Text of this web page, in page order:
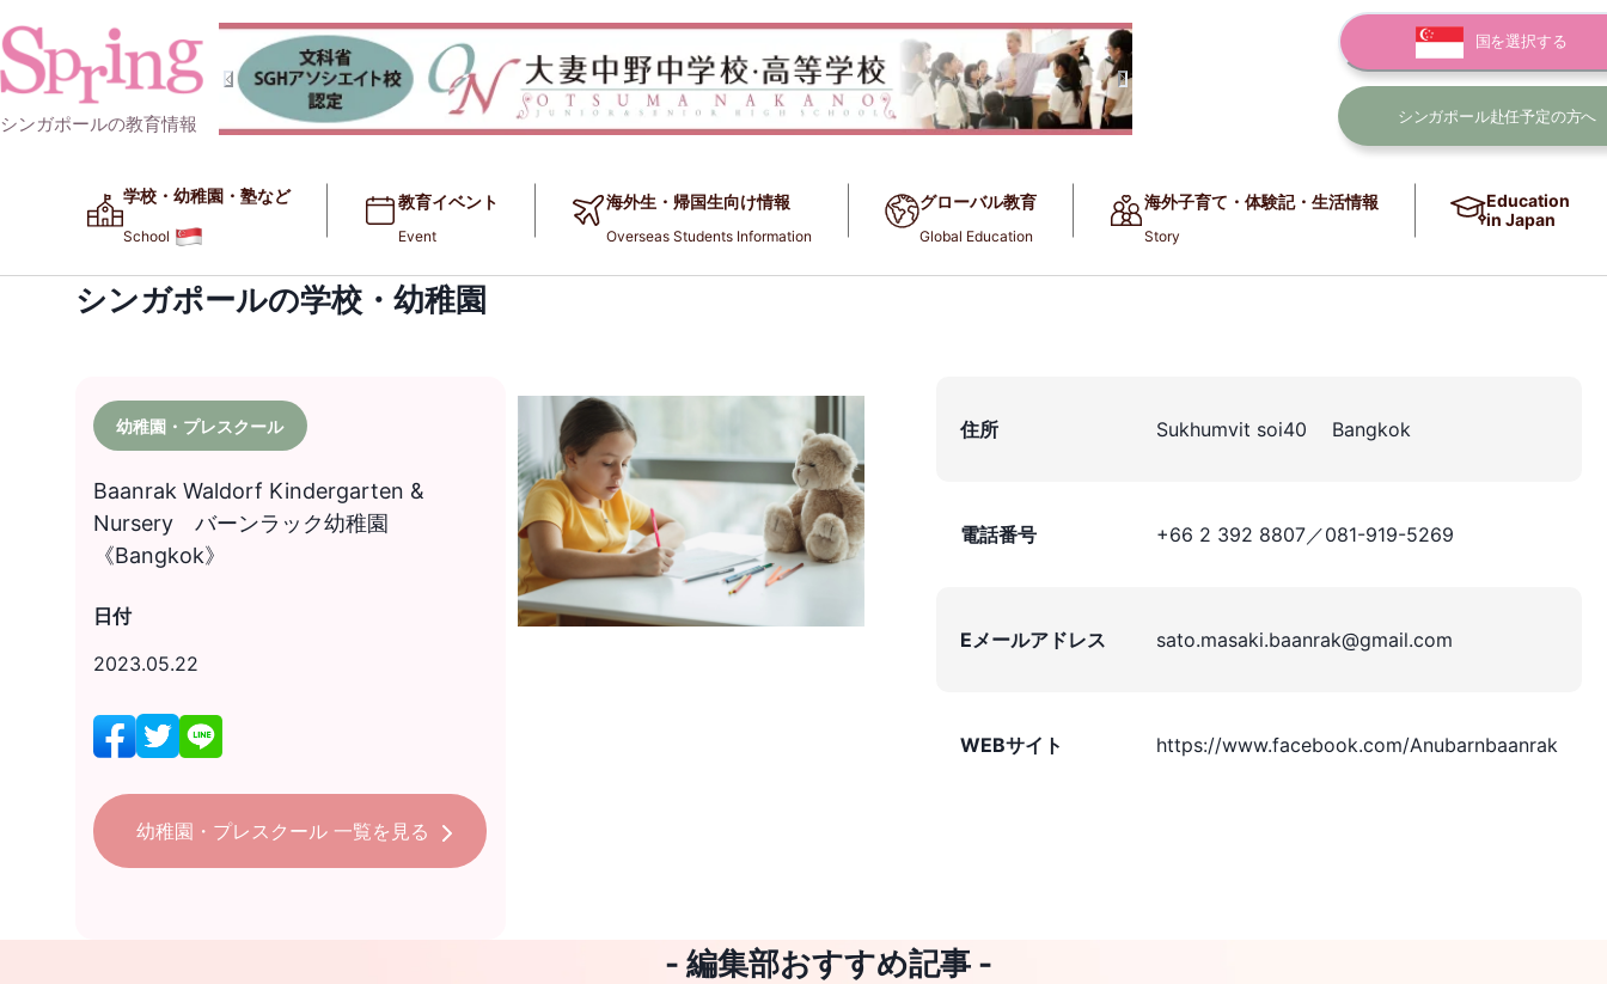
シンガポールの教育情報
国を選択する
シンガポール赴任予定の方へ
学校・幼稚園・塾など​​
School
教育イベント
Event
海外生・帰国生向け情報
Overseas Students Information
グローバル教育
Global Education
海外子育て・体験記・生活情報
Story
Education
in Japan
シンガポールの学校・幼稚園
幼稚園・プレスクール
Baanrak Waldorf Kindergarten &
Nursery バーンラック幼稚園
《Bangkok》
日付
2023.05.22
幼稚園・プレスクール 一覧を見る
住所 Sukhumvit soi40 Bangkok
電話番号 +66 2 392 8807／081-919-5269
Eメールアドレス sato.masaki.baanrak@gmail.com
WEBサイト https://www.facebook.com/Anubarnbaanrak
- 編集部おすすめ記事 -